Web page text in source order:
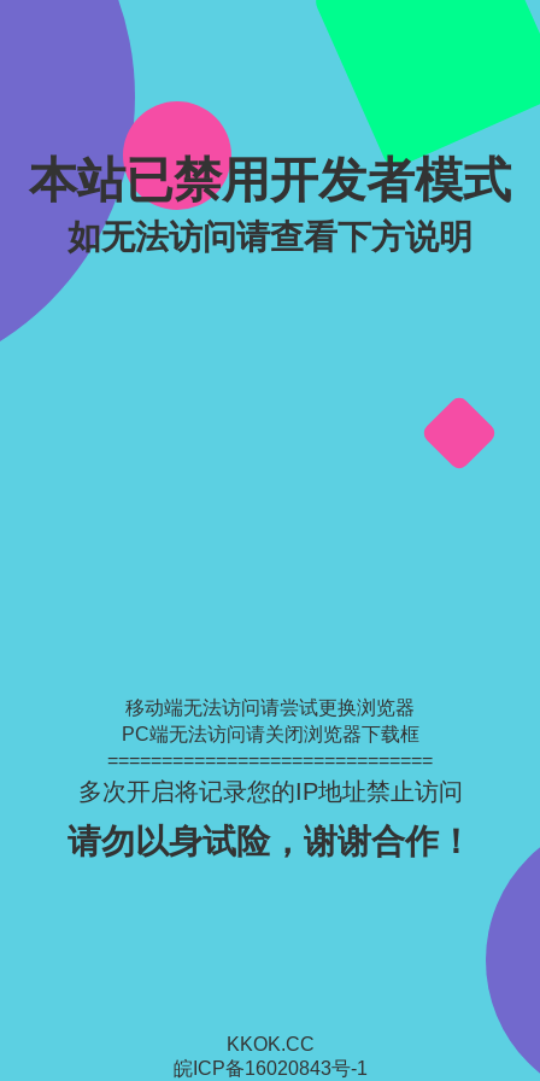
本站已禁用开发者模式
如无法访问请查看下方说明
移动端无法访问请尝试更换浏览器
PC端无法访问请关闭浏览器下载框
==============================
多次开启将记录您的IP地址禁止访问
请勿以身试险，谢谢合作！
KKOK.CC
皖ICP备16020843号-1